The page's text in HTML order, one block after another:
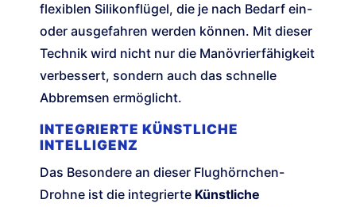
flexiblen Silikonflügel, die je nach Bedarf ein-
oder ausgefahren werden können. Mit dieser
Technik wird nicht nur die Manövrierfähigkeit
verbessert, sondern auch das schnelle
Abbremsen ermöglicht.
INTEGRIERTE KÜNSTLICHE
INTELLIGENZ
Das Besondere an dieser Flughörnchen-
Drohne ist die integrierte Künstliche